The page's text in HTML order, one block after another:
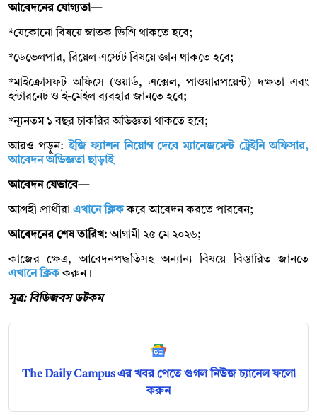
আবেদনের যোগ্যতা—
*যেকোনো বিষয়ে স্নাতক ডিগ্রি থাকতে হবে;
*ডেভেলপার, রিয়েল এস্টেট বিষয়ে জ্ঞান থাকতে হবে;
*মাইক্রোসফট অফিসে (ওয়ার্ড, এক্সেল, পাওয়ারপয়েন্ট) দক্ষতা এবং
ইন্টারনেট ও ই-মেইল ব্যবহার জানতে হবে;
*ন্যূনতম ১ বছর চাকরির অভিজ্ঞতা থাকতে হবে;
আরও পড়ুন:ইজি ফ্যাশন নিয়োগ দেবে ম্যানেজমেন্ট ট্রেইনি অফিসার,
আবেদন অভিজ্ঞতা ছাড়াই
আবেদন যেভাবে—
আগ্রহী প্রার্থীরা এখানে ক্লিককরে আবেদন করতে পারবেন;
আবেদনের শেষ তারিখ: আগামী ২৫ মে ২০২৬;
কাজের ক্ষেত্র, আবেদনপদ্ধতিসহ অন্যান্য বিষয়ে বিস্তারিত জানতে
এখানে ক্লিককরুন।
সূত্র: বিডিজবস ডটকম
The Daily Campus এর খবর পেতে গুগল নিউজ চ্যানেল ফলো
করুন